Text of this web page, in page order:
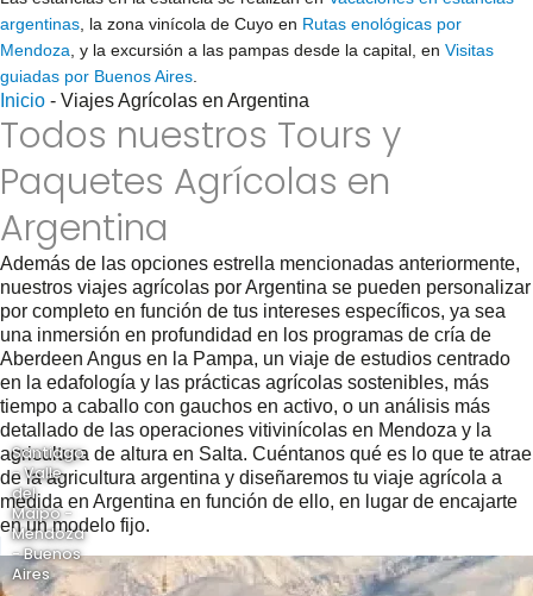
argentinas , la zona vinícola de Cuyo en Rutas enológicas por
Mendoza , y la excursión a las pampas desde la capital, en Visitas
guiadas por Buenos Aires
Inicio - Viajes Agrícolas en Argentina
Todos nuestros Tours y
Paquetes Agrícolas en
Argentina
Además de las opciones estrella mencionadas anteriormente,
nuestros viajes agrícolas por Argentina se pueden personalizar
por completo en función de tus intereses específicos, ya sea
una inmersión en profundidad en los programas de cría de
Aberdeen Angus en la Pampa, un viaje de estudios centrado
en la edafología y las prácticas agrícolas sostenibles, más
tiempo a caballo con gauchos en activo, o un análisis más
detallado de las operaciones vitivinícolas en Mendoza y la
agricultura de altura en Salta. Cuéntanos qué es lo que te atrae
de la agricultura argentina y diseñaremos tu viaje agrícola a
medida en Argentina en función de ello, en lugar de encajarte
en un modelo fijo.
Santiago
- Valle
del
Maipo -
Mendoza
- Buenos
Aires